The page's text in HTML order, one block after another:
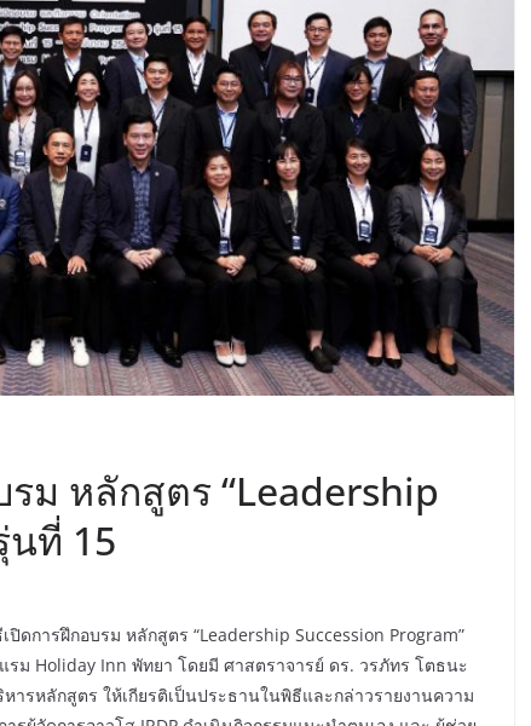
ม หลักสูตร “Leadership
นที่ 15
ดการฝึกอบรม หลักสูตร “Leadership Succession Program”
ม Holiday Inn พัทยา โดยมี ศาสตราจารย์ ดร. วรภัทร โตธนะ
ารหลักสูตร ให้เกียรติเป็นประธานในพิธีและกล่าวรายงานความ